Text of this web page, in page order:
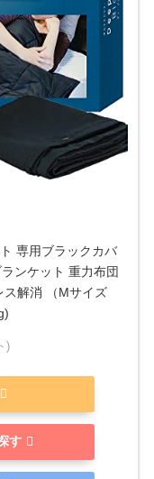
専用ブラックカバ
ンケット 重力布団
解消 （Mサイズ
)
す